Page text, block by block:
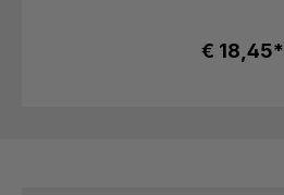
€ 18,45*